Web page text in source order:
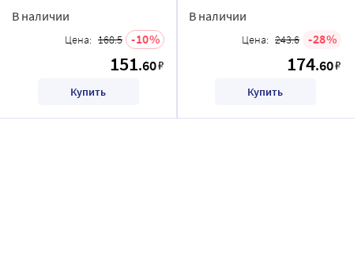
В наличии
Цена: 168.5 10
151.60₽
Купить
В наличии
Цена: 243.6 28
174.60₽
Купить